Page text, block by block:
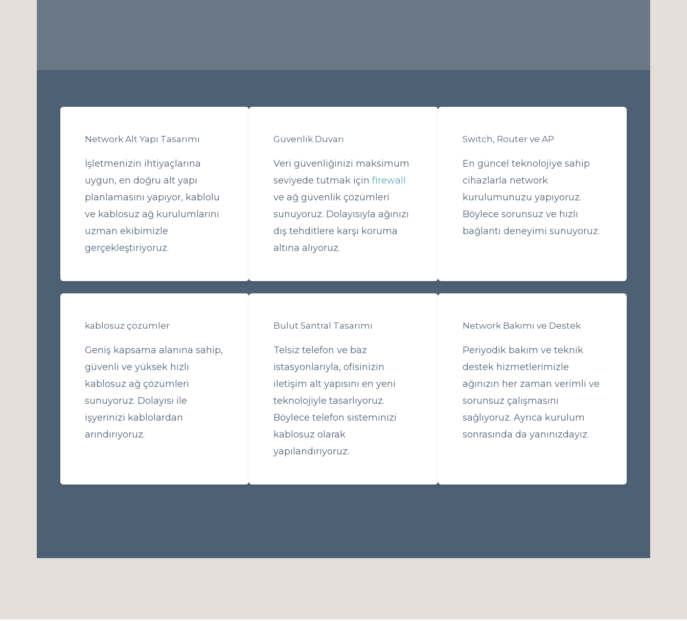
Network Alt Yapı Tasarımı
İşletmenizin ihtiyaçlarına
uygun, en doğru alt yapı
planlamasını yapıyor, kablolu
ve kablosuz ağ kurulumlarını
uzman ekibimizle
gerçekleştiriyoruz.
Güvenlik Duvarı
Veri güvenliğinizi maksimum
seviyede tutmak içinfirewall
ve ağ güvenlik çözümleri
sunuyoruz. Dolayısıyla ağınızı
dış tehditlere karşı koruma
altına alıyoruz.
Switch, Router ve AP
En güncel teknolojiye sahip
cihazlarla network
kurulumunuzu yapıyoruz.
Böylece sorunsuz ve hızlı
bağlantı deneyimi sunuyoruz.
kablosuz çözümler
Geniş kapsama alanına sahip,
güvenli ve yüksek hızlı
kablosuz ağ çözümleri
sunuyoruz. Dolayısı ile
işyerinizi kablolardan
arındırıyoruz.
Bulut Santral Tasarımı
Telsiz telefon ve baz
istasyonlarıyla, ofisinizin
iletişim alt yapısını en yeni
teknolojiyle tasarlıyoruz.
Böylece telefon sisteminizi
kablosuz olarak
yapılandırıyoruz.
Network Bakımı ve Destek
Periyodik bakım ve teknik
destek hizmetlerimizle
ağınızın her zaman verimli ve
sorunsuz çalışmasını
sağlıyoruz. Ayrıca kurulum
sonrasında da yanınızdayız.